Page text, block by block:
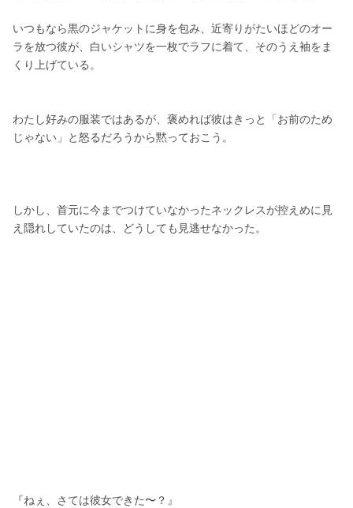
いつもなら黒のジャケットに身を包み、近寄りがたいほどのオー
ラを放つ彼が、白いシャツを一枚でラフに着て、そのうえ袖をま
くり上げている。
わたし好みの服装ではあるが、褒めれば彼はきっと「お前のため
じゃない」と怒るだろうから黙っておこう。
しかし、首元に今までつけていなかったネックレスが控えめに見
え隠れしていたのは、どうしても見逃せなかった。
『ねぇ、さては彼女できた〜？』